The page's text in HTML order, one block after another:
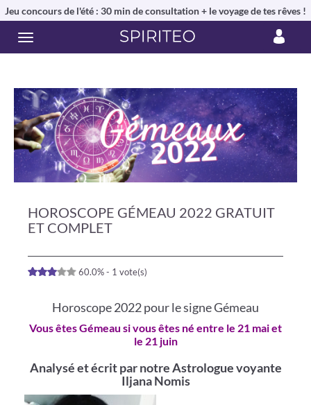
Jeu concours de l'été : 30 min de consultation + le voyage de tes rêves !
HOROSCOPE GÉMEAU 2022 GRATUIT
ET COMPLET
60.0% - 1 vote(s)
Horoscope 2022 pour le signe Gémeau
Vous êtes Gémeau si vous êtes né entre le 21 mai et
le 21 juin
Analysé et écrit par notre Astrologue voyante
Iljana Nomis